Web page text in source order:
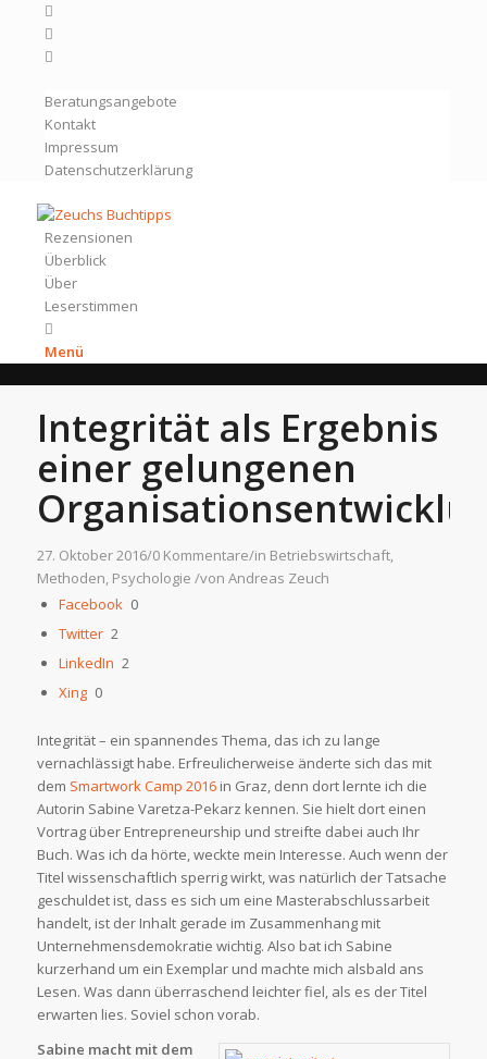
Beratungsangebote
Kontakt
Impressum
Datenschutzerklärung
Rezensionen
Überblick
Über
Leserstimmen
Menü
Integrität als Ergebnis
einer gelungenen
27. Oktober 2016/0 Kommentare/in Betriebswirtschaft,
Methoden, Psychologie /von Andreas Zeuch
Facebook 0
Twitter 2
LinkedIn 2
Xing 0
Integrität – ein spannendes Thema, das ich zu lange
vernachlässigt habe. Erfreulicherweise änderte sich das mit
dem Smartwork Camp 2016in Graz, denn dort lernte ich die
Autorin Sabine Varetza-Pekarz kennen. Sie hielt dort einen
Vortrag über Entrepreneurship und streifte dabei auch Ihr
Buch. Was ich da hörte, weckte mein Interesse. Auch wenn der
Titel wissenschaftlich sperrig wirkt, was natürlich der Tatsache
geschuldet ist, dass es sich um eine Masterabschlussarbeit
handelt, ist der Inhalt gerade im Zusammenhang mit
Unternehmensdemokratie wichtig. Also bat ich Sabine
kurzerhand um ein Exemplar und machte mich alsbald ans
Lesen. Was dann überraschend leichter fiel, als es der Titel
erwarten lies. Soviel schon vorab.
Sabine macht mit dem